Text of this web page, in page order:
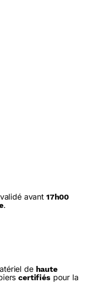
avant 17h00
.
de haute
certifiés pour la